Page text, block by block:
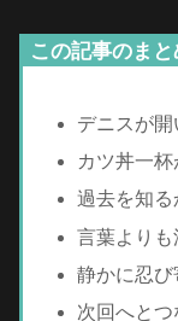
この記事のまと
デニスが開
カツ丼一
過去を知る
言葉よりも
静かに忍び
次回へと